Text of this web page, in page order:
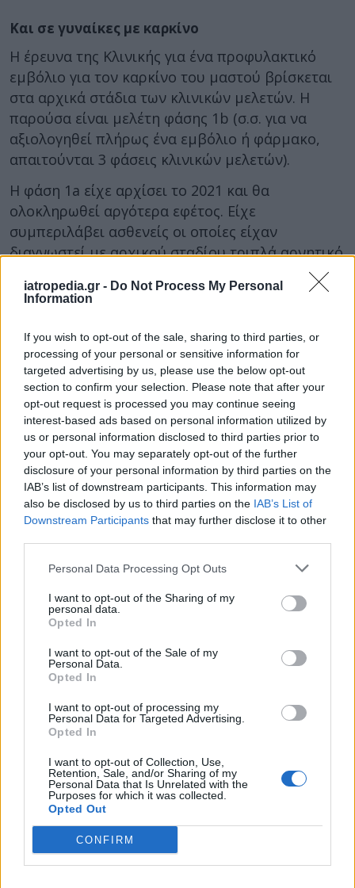
iatropedia.gr - Do Not Process My Personal
Information
If you wish to opt-out of the sale, sharing to third parties, or
processing of your personal or sensitive information for
targeted advertising by us, please use the below opt-out
section to confirm your selection. Please note that after your
opt-out request is processed you may continue seeing
interest-based ads based on personal information utilized by
us or personal information disclosed to third parties prior to
your opt-out. You may separately opt-out of the further
disclosure of your personal information by third parties on the
IAB’s list of downstream participants. This information may
also be disclosed by us to third parties on the IAB’s List of
Downstream Participants that may further disclose it to other
Personal Data Processing Opt Outs
I want to opt-out of the Sharing of my
personal data.
Opted In
I want to opt-out of the Sale of my
Personal Data.
Opted In
I want to opt-out of processing my
Personal Data for Targeted Advertising.
Opted In
I want to opt-out of Collection, Use,
Retention, Sale, and/or Sharing of my
Personal Data that Is Unrelated with the
Purposes for which it was collected.
Opted Out
CONFIRM
Και σε γυναίκες με καρκίνο
Η έρευνα της Κλινικής για ένα προφυλακτικό
εμβόλιο για τον καρκίνο του μαστού βρίσκεται
στα αρχικά στάδια των κλινικών μελετών. Η
παρούσα είναι μελέτη φάσης 1b (σ.σ. για να
αξιολογηθεί πλήρως ένα εμβόλιο ή φάρμακο,
απαιτούνται 3 φάσεις κλινικών μελετών).
Η φάση 1a είχε αρχίσει το 2021 και θα
ολοκληρωθεί αργότερα εφέτος. Είχε
συμπεριλάβει ασθενείς οι οποίες είχαν
διαγνωστεί με αρχικού σταδίου τριπλά αρνητικό
καρκίνο του μαστού. Η διάγνωση είχε γίνει τα
τρία τελευταία χρόνια πριν από την έναρξή της.
καρκίνου, όταν εντάχθηκαν στη μελέτη.
Διέτρεχαν όμως αυξημένο κίνδυνο να
υποτροπιάσουν.
«Ο τριπλά αρνητικός καρκίνος του μαστού είναι
η μορφή της νόσου για τις οποίες έχουμε τις
λιγότερο αποτελεσματικές θεραπείες», δήλωσε ο
επικεφαλής ερευνητής Dr. G. Thomas Budd,
καθηγητής Ογκολογίας στο Πανεπιστήμιο Case
Western Reserve, στο Οχάιο. «Μακροπρόθεσμα
ευελπιστούμε ότι αυτό θα είναι ένα προληπτικό
εμβόλιο, το οποίο θα χορηγείται σε γυναίκες
χωρίς καρκίνο, προστατεύοντάς τες από αυτή
την επιθετική νόσο».
Φωτογραφία: iStock
Facebook
Twitter